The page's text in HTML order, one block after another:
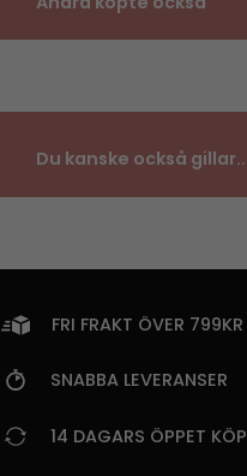
Du kanske också gillar..
FRI FRAKT ÖVER 799KR
SNABBA LEVERANSER
14 DAGARS ÖPPET KÖP